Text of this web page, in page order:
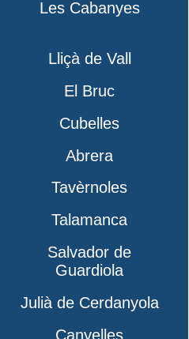
Les Cabanyes
Lliçà de Vall
El Bruc
Cubelles
Abrera
Tavèrnoles
Talamanca
Salvador de
Guardiola
Julià de Cerdanyola
Canyelles